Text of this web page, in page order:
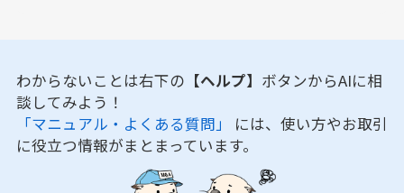
わからないことは右下の 【ヘルプ】 ボタンからAIに相
談してみよう！
「マニュアル・よくある質問」 には、使い方やお取引
に役立つ情報がまとまっています。